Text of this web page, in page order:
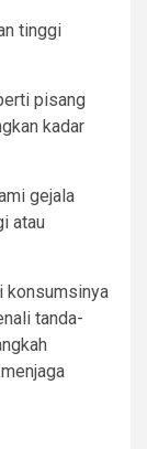
tinggi
pisang
kadar
gejala
atau
konsumsinya
tanda-